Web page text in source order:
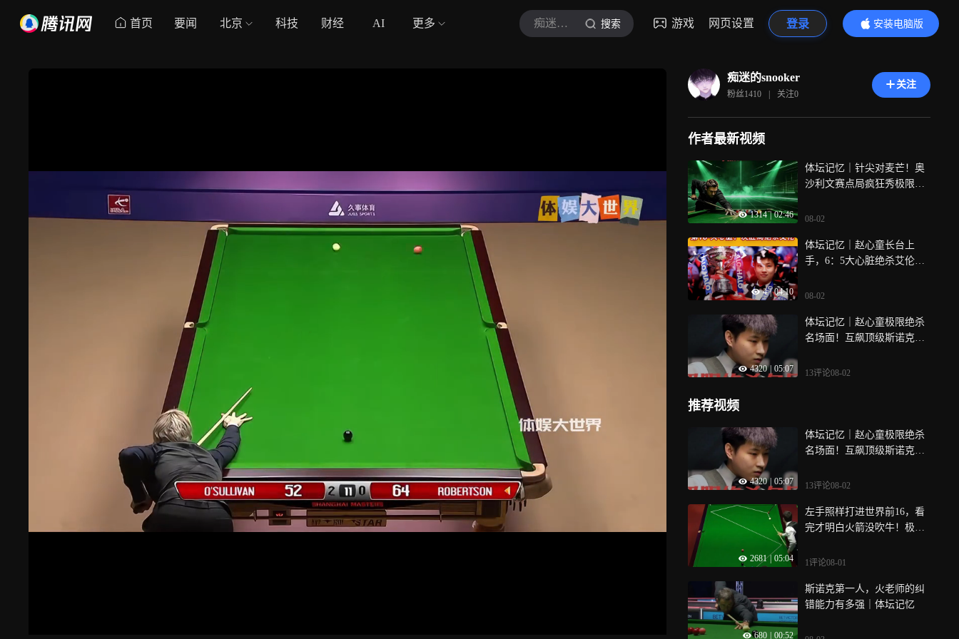
首页 要闻 北京 科技 财经 AI 更多 痴迷的snooker 搜索 游戏 网页设置 登录
安装电脑版
内容更精彩
痴迷的snooker
粉丝1410 | 关注0
关注
作者最新视频
1314 | 02:46
体坛记忆｜针尖对麦芒！奥
沙利文赛点局疯狂秀极限操
08-02
4 | 04:10
体坛记忆｜赵心童长台上
手，6：5大心脏绝杀艾伦，
08-02
4320 05:07
体坛记忆｜赵心童极限绝杀
名场面！互飙顶级斯诺克，
13评论08-02
推荐视频
4320 05:07
体坛记忆｜赵心童极限绝杀
名场面！互飙顶级斯诺克，
13评论08-02
2681 | 05:04
左手照样打进世界前16，看
完才明白火箭没吹牛！极致
1评论08-01
680 00:52
斯诺克第一人，火老师的纠
错能力有多强｜体坛记忆